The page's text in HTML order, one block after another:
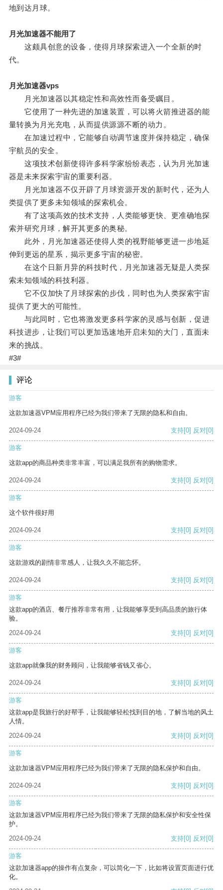
地到达月球。
月光加速器不能用了
这颇具创意的设备，使得月球探索进入一个全新的时
代。
月光加速器vps
月光加速器以其稳定性和高效性而备受瞩目。
它使用了一种先进的加速装置，可以将火箭推进器的能
量转换为月光充电，从而提供源源不断的动力。
在加速过程中，它能够自动调节速度并保持稳定，确保
宇航员的安全。
这项技术创新使得许多科学家纷纷表态，认为月光加速
器是未来探索宇宙的重要利器。
月光加速器不仅开辟了月球资源开发的新时代，还为人
类提供了更多未知领域的探索机会。
有了这项高效的技术支持，人类能够更快、更准确地探
索并研究月球，解开其更多的奥秘。
此外，月光加速器还使得人类的视野能够更进一步地延
伸到更远的星系，揭示更多宇宙的秘密。
在这个日新月异的科技时代，月光加速器无疑是人类探
索未知领域的科技利器。
它不仅加快了月球探索的步伐，同时也为人类探索宇宙
提供了更大的可能性。
与此同时，它也将激发更多科学家的灵感与创新，促进
科技进步，让我们可以更加迅速地开启未知的大门，直面未
来的挑战。
#3#
评论
游客
这款加速器VPM应用程序已经为我们带来了无限的隐私和自由。
2024-09-24 支持[0] 反对[0]
游客
这款app的商品种类非常丰富，可以满足我所有的购物需求。
2024-09-24 支持[0] 反对[0]
游客
这个软件很好用
2024-09-24 支持[0] 反对[0]
游客
这款游戏的剧情非常感人，让我久久不能忘怀。
2024-09-24 支持[0] 反对[0]
游客
这款app的酒店、餐厅推荐非常有用，让我能够享受到高品质的旅行体
验。
2024-09-24
支持[0] 反对[0]
游客
这款app就像我的财务顾问，让我能够省钱又省心。
2024-09-24 支持[0] 反对[0]
游客
这款app是我旅行的好帮手，让我能够轻松找到目的地，了解当地的风土
人情。
2024-09-24
支持[0] 反对[0]
游客
这款加速器VPM应用程序已经为我们带来了无限的隐私保护和自由。
2024-09-24 支持[0] 反对[0]
游客
这款加速器VPM应用程序已经为我们带来了无限的隐私保护和安全性保
护。
2024-09-24
支持[0] 反对[0]
游客
这款加速器app的操作有点复杂，可以简化一下，比如将设置页面进行优
化。